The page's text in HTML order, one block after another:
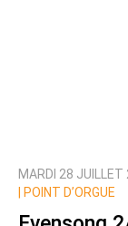
Prévenez-
MARDI 28 JUILLET
POINT D’ORGUE